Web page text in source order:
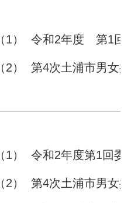
（1） 令和2年度 第1回
（2） 第4次土浦市男女
（1） 令和2年度第1回
（2） 第4次土浦市男女